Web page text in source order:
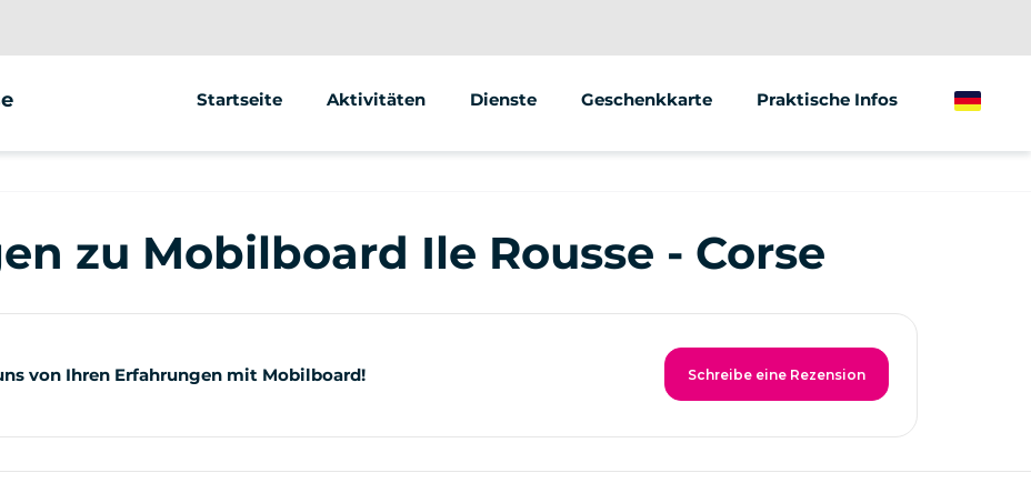
Startseite Aktivitäten
Segway
Dienste
Animationen/Gruppen
Geschenkkarte Praktische Infos German
zu Mobilboard Ile Rousse - Corse
von Ihren Erfahrungen mit Mobilboard! Schreibe eine Rezension